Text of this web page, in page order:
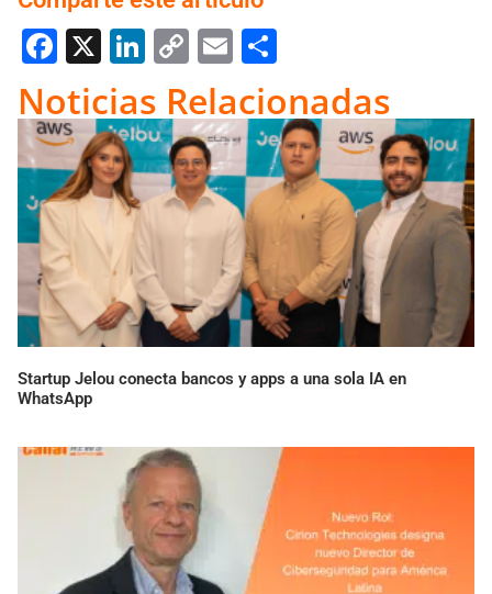
Startup Jelou conecta bancos y apps a una sola IA en
WhatsApp
Cirion Technologies designa nuevo Director de Ciberseguridad
para América Latina